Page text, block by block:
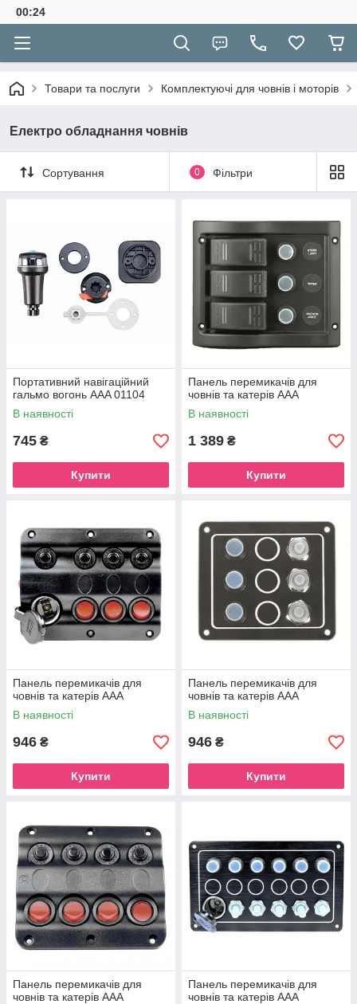
00:24
Товари та послуги Комплектуючі для човнів і моторів
Електро обладнання човнів
Сортування 0 Фільтри
Портативний навігаційний
гальмо вогонь AAA 01104
В наявності
745 ₴
Купити
Панель перемикачів для
човнів та катерів AAA
В наявності
1 389 ₴
Купити
Панель перемикачів для
човнів та катерів AAA
В наявності
946 ₴
Купити
Панель перемикачів для
човнів та катерів AAA
В наявності
946 ₴
Купити
Панель перемикачів для
човнів та катерів AAA
Панель перемикачів для
човнів та катерів AAA